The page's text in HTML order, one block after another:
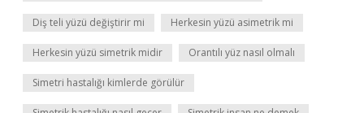
Diş teli yüzü değiştirir mi Herkesin yüzü asimetrik mi
Herkesin yüzü simetrik midir Orantılı yüz nasıl olmalı
Simetri hastalığı kimlerde görülür